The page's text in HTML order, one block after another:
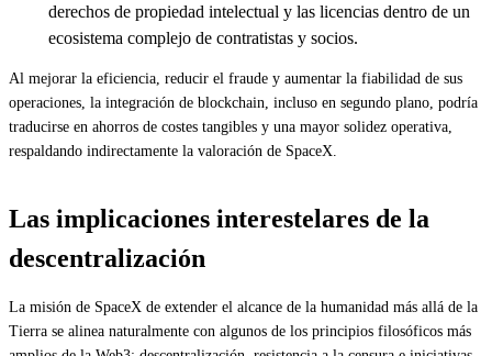
derechos de propiedad intelectual y las licencias dentro de un
ecosistema complejo de contratistas y socios.
Al mejorar la eficiencia, reducir el fraude y aumentar la fiabilidad de sus
operaciones, la integración de blockchain, incluso en segundo plano, podría
traducirse en ahorros de costes tangibles y una mayor solidez operativa,
respaldando indirectamente la valoración de SpaceX.
Las implicaciones interestelares de la
descentralización
La misión de SpaceX de extender el alcance de la humanidad más allá de la
Tierra se alinea naturalmente con algunos de los principios filosóficos más